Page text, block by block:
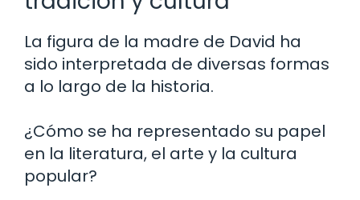
La figura de la madre de David ha
sido interpretada de diversas formas
a lo largo de la historia.
¿Cómo se ha representado su papel
en la literatura, el arte y la cultura
popular?